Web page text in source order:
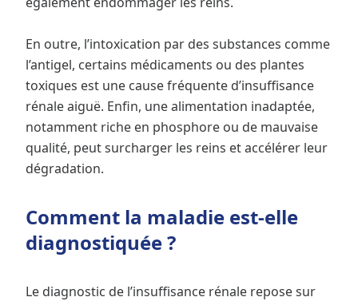
En outre, l’intoxication par des substances comme
l’antigel, certains médicaments ou des plantes
toxiques est une cause fréquente d’insuffisance
rénale aiguë. Enfin, une alimentation inadaptée,
notamment riche en phosphore ou de mauvaise
qualité, peut surcharger les reins et accélérer leur
dégradation.
Comment la maladie est-elle
diagnostiquée ?
Le diagnostic de l’insuffisance rénale repose sur